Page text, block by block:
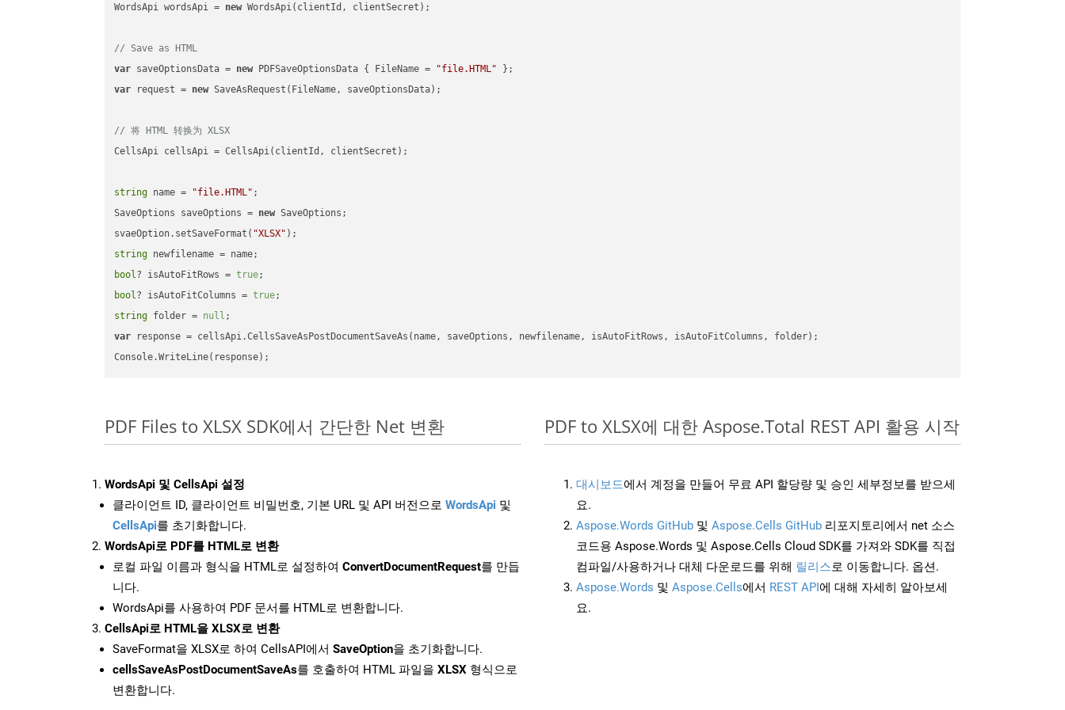
WordsApi wordsApi = new WordsApi(clientId, clientSecret);
// Save as HTML
var saveOptionsData = new PDFSaveOptionsData { FileName = "file.HTML"
var request = new SaveAsRequest(FileName, saveOptionsData);
// 将 HTML 转换为 XLSX
CellsApi cellsApi = CellsApi(clientId, clientSecret);
string name = "file.HTML" ;
SaveOptions saveOptions = new SaveOptions;
svaeOption.setSaveFormat( "XLSX"
string
bool? isAutoFitRows = true
bool? isAutoFitColumns = true
string folder = null
var response = cellsApi.CellsSaveAsPostDocumentSaveAs(name, saveOptions, newfilename, isAutoFitRows, isAutoFitColumns, folder);
PDF Files to XLSX SDK에서 간단한 Net 변환
WordsApi 및 CellsApi 설정
클라이언트 ID, 클라이언트 비밀번호, 기본 URL 및 API 버전으로 WordsApi 및
CellsApi를 초기화합니다.
WordsApi로 PDF를 HTML로 변환
로컬 파일 이름과 형식을 HTML로 설정하여 ConvertDocumentRequest를 만듭
니다.
WordsApi를 사용하여 PDF 문서를 HTML로 변환합니다.
CellsApi로 HTML을 XLSX로 변환
SaveFormat을 XLSX로 하여 CellsAPI에서 SaveOption을 초기화합니다.
cellsSaveAsPostDocumentSaveAs를 호출하여 HTML 파일을 XLSX 형식으로
변환합니다.
PDF to XLSX에 대한 Aspose.Total REST API 활용 시작
대시보드에서 계정을 만들어 무료 API 할당량 및 승인 세부정보를 받으세
요.
Aspose.Words GitHub 및 Aspose.Cells GitHub 리포지토리에서 net 소스
코드용 Aspose.Words 및 Aspose.Cells Cloud SDK를 가져와 SDK를 직접
컴파일/사용하거나 대체 다운로드를 위해 릴리스로 이동합니다. 옵션.
Aspose.Words 및 Aspose.Cells에서 REST API에 대해 자세히 알아보세
요.